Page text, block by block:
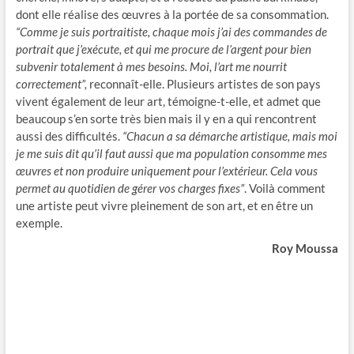
dont elle réalise des œuvres à la portée de sa consommation.
“Comme je suis portraitiste, chaque mois j’ai des commandes de
portrait que j’exécute, et qui me procure de l’argent pour bien
subvenir totalement à mes besoins. Moi, l’art me nourrit
correctement”, reconnaît-elle. Plusieurs artistes de son pays
vivent également de leur art, témoigne-t-elle, et admet que
beaucoup s’en sorte très bien mais il y en a qui rencontrent
aussi des difficultés. “Chacun a sa démarche artistique, mais moi
je me suis dit qu’il faut aussi que ma population consomme mes
œuvres et non produire uniquement pour l’extérieur. Cela vous
permet au quotidien de gérer vos charges fixes”. Voilà comment
une artiste peut vivre pleinement de son art, et en être un
exemple.
Roy Moussa